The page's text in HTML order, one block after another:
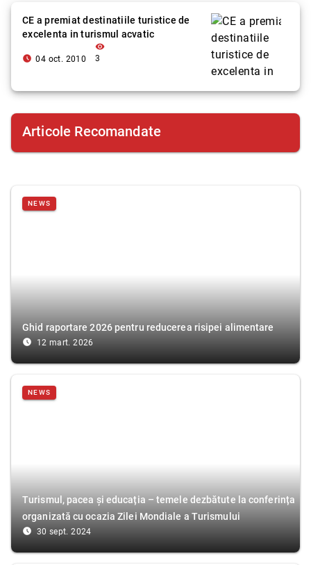
CE a premiat destinatiile turistice de
excelenta in turismul acvatic
access_time_filled 04 oct. 2010
visibility
3
Articole Recomandate
NEWS
Ghid raportare 2026 pentru reducerea risipei alimentare
access_time_filled 12 mart. 2026
NEWS
Turismul, pacea și educația – temele dezbătute la conferința
organizată cu ocazia Zilei Mondiale a Turismului
access_time_filled 30 sept. 2024